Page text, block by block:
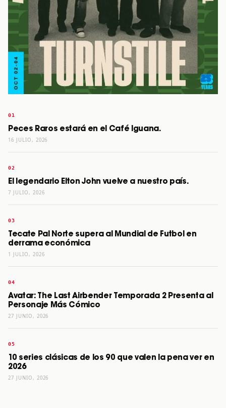
Peces Raros estará en el Café Iguana.
16 JULIO, 2026
El legendario Elton John vuelve a nuestro país.
7 JULIO, 2026
Tecate Pal Norte supera al Mundial de Futbol en
derrama económica
1 JULIO, 2026
Avatar: The Last Airbender Temporada 2 Presenta al
Personaje Más Cómico
27 JUNIO, 2026
10 series clásicas de los 90 que valen la pena ver en
2026
27 JUNIO, 2026